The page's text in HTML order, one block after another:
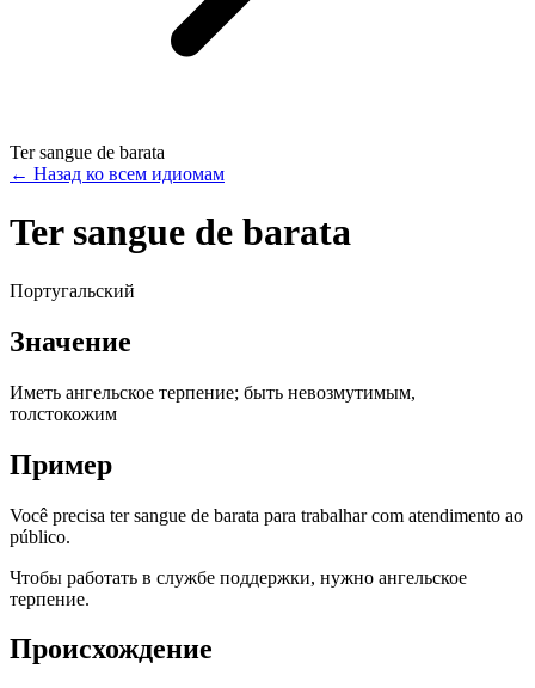
Ter sangue de barata
← Назад ко всем идиомам
Ter sangue de barata
Португальский
Значение
Иметь ангельское терпение; быть невозмутимым,
толстокожим
Пример
Você precisa ter sangue de barata para trabalhar com atendimento ao
público.
Чтобы работать в службе поддержки, нужно ангельское
терпение.
Происхождение